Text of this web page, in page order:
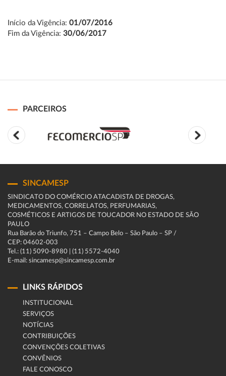
Início da Vigência: 01/07/2016
Fim da Vigência: 30/06/2017
PARCEIROS
SINCAMESP
SINDICATO DO COMÉRCIO ATACADISTA DE DROGAS,
MEDICAMENTOS, CORRELATOS, PERFUMARIAS,
COSMÉTICOS E ARTIGOS DE TOUCADOR NO ESTADO DE SÃO
PAULO
Rua Barão do Triunfo, 751 – Campo Belo – São Paulo – SP /
CEP: 04602-003
Tel.: (11) 5090-8980 | (11) 5572-4040
E-mail: sincamesp@sincamesp.com.br
LINKS RÁPIDOS
INSTITUCIONAL
SERVIÇOS
NOTÍCIAS
CONTRIBUIÇÕES
CONVENÇÕES COLETIVAS
CONVÊNIOS
FALE CONOSCO